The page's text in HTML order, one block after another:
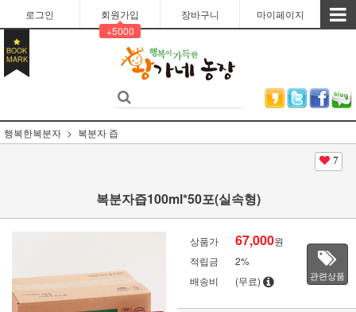
로그인
회원가입
+5000
장바구니 마이페이지
BOOK
MARK
행복한복분자 복분자 즙
7
복분자즙100ml*50포(실속형)
상품가 67,000원
적립금
2%
배송비
(무료) 관련상품